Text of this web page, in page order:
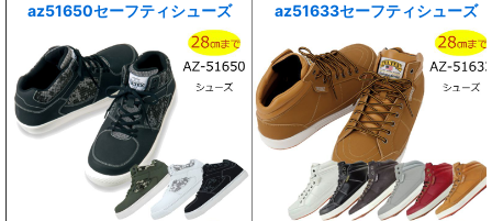
az51650セーフティシューズ
az51633セーフティシューズ